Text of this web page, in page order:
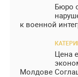
Бюро
к военной
Цена
Молдове